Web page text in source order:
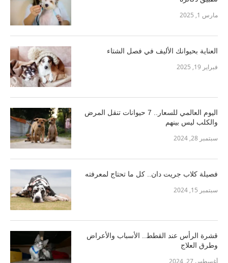
مارس 1, 2025
العناية بحيوانك الأليف في فصل الشتاء
فبراير 19, 2025
اليوم العالمي للسعار.. 7 حيوانات تنقل المرض
والكلب ليس بينهم
سبتمبر 28, 2024
فصيلة كلاب جريت دان.. كل ما تحتاج لمعرفته
سبتمبر 15, 2024
قشرة الرأس عند القطط.. الأسباب والأعراض
وطرق العلاج